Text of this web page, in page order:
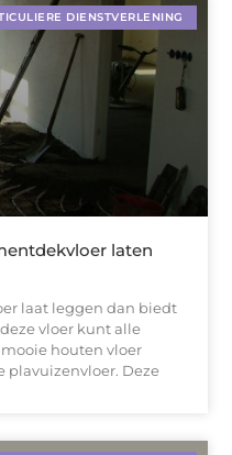
DIENSTVERLENING
laten
laat leggen dan biedt
vloer kunt alle
houten vloer
plavuizenvloer. Deze